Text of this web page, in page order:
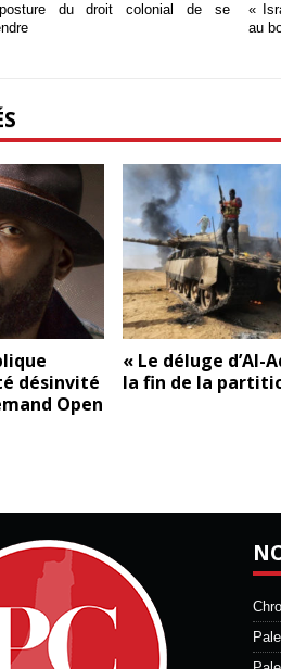
du droit colonial de se
«
au
désinvité
Open
« Le déluge d’Al-
la fin de la